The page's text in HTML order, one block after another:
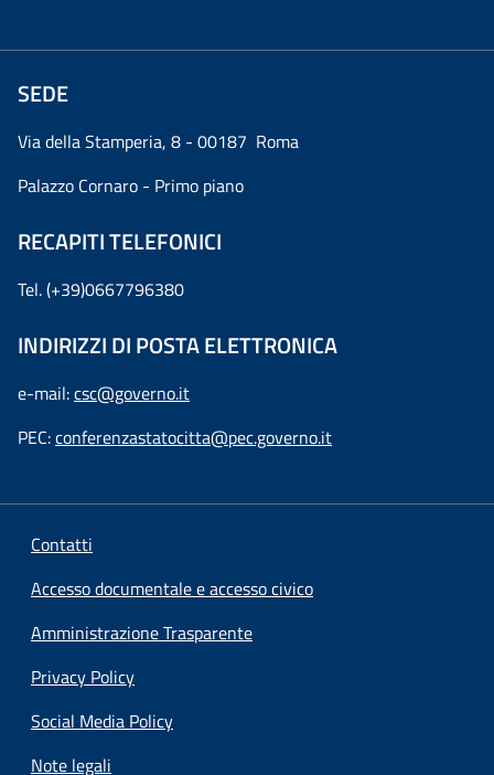
SEDE
Via della Stamperia, 8 - 00187 Roma
Palazzo Cornaro - Primo piano
RECAPITI TELEFONICI
Tel. (+39)0667796380
INDIRIZZI DI POSTA ELETTRONICA
e-mail:csc@governo.it
PEC:conferenzastatocitta@pec.governo.it
Contatti
Accesso documentale e accesso civico
Amministrazione Trasparente
Privacy Policy
Social Media Policy
Note legali